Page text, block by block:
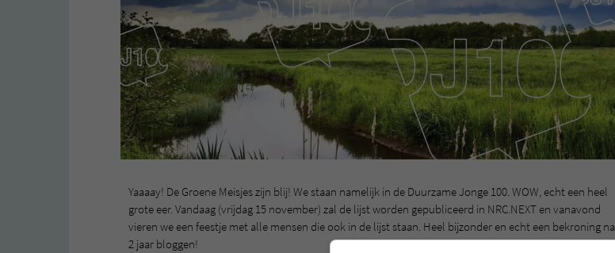
Yaaaay! De Groene Meisjes zijn blij! We staan namelijk in de Duurzame Jonge 100. WOW, echt een heel
grote eer. Vandaag (vrijdag 15 november) zal de lijst worden gepubliceerd in NRC.NEXT en vanavond
vieren we een feestje met alle mensen die ook in de lijst staan. Heel bijzonder en echt een bekroning na
2 jaar bloggen!